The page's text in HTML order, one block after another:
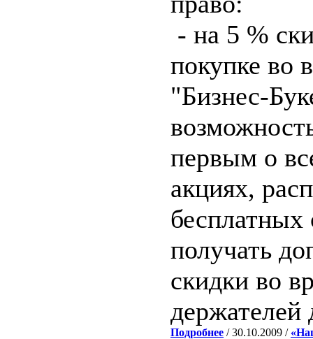
- на 5 %
покупке во
"Бизнес-
первым о
акциях,
получать
скидки во
держателей
Подробнее / 30.10.2009 /